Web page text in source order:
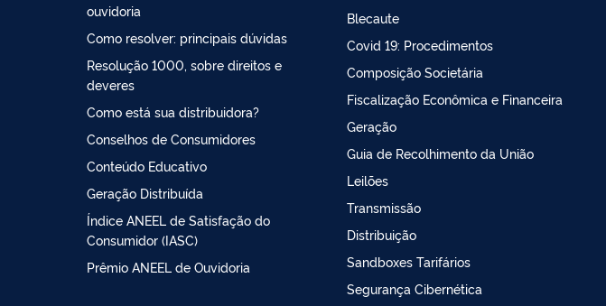
ouvidoria
Como resolver: principais dúvidas
Resolução 1000, sobre direitos e
deveres
Como está sua distribuidora?
Conselhos de Consumidores
Conteúdo Educativo
Geração Distribuída
Índice ANEEL de Satisfação do
Consumidor (IASC)
Prêmio ANEEL de Ouvidoria
Blecaute
Covid 19: Procedimentos
Composição Societária
Fiscalização Econômica e Financeira
Geração
Guia de Recolhimento da União
Leilões
Transmissão
Distribuição
Sandboxes Tarifários
Segurança Cibernética